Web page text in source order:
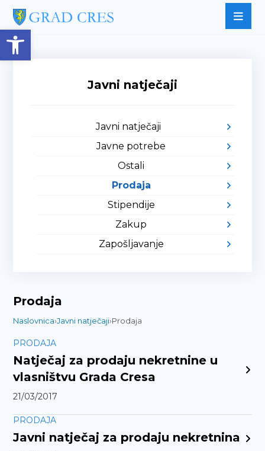
Open toolbar
Javni natječaji
Javni natječaji
Javne potrebe
Ostali
Prodaja
Stipendije
Zakup
Zapošljavanje
Prodaja
Naslovnica›Javni natječaji›Prodaja
PRODAJA
Natječaj za prodaju nekretnine u
vlasništvu Grada Cresa
21/03/2017
PRODAJA
Javni natječaj za prodaju nekretnina